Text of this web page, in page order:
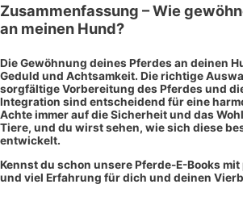
Zusammenfassung – Wie
an meinen Hund?
Die Gewöhnung deines Pferdes an deinen
Geduld und Achtsamkeit. Die richtige
sorgfältige Vorbereitung des Pferdes und
Integration sind entscheidend für eine
Achte immer auf die Sicherheit und das
Tiere, und du wirst sehen, wie sich diese
entwickelt.
Kennst du schon unsere Pferde-E-Books
und viel Erfahrung für dich und deinen